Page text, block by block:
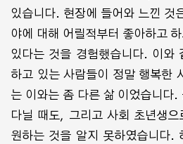
있습니다. 현장에 들어와 느낀 것
야에 대해 어릴적부터 좋아하고
있다는 것을 경험했습니다. 이와
하고 있는 사람들이 정말 행복한
는 이와는 좀 다른 삶 이었습니다
다닐 때도, 그리고 사회 초년생
원하는 것을 알지 못하였습니다.